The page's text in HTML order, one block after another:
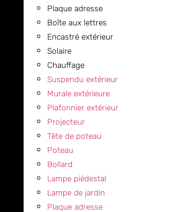
Plaque adresse
Boîte aux lettres
Encastré extérieur
Solaire
Chauffage
Suspendu extérieur
Murale extérieure
Plafonnier extérieur
Projecteur
Tête de poteau
Poteau
Bollard
Lampe piédestal
Lampe de jardin
Plaque adresse